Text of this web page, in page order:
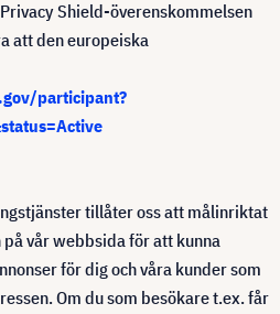
Shield-överenskommelsen
att den europeiska
participant?
tillåter oss att målinriktat
vår webbsida för att kunna
för dig och våra kunder som
Om du som besökare t.ex. får